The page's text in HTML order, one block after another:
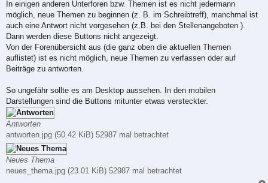
In einigen anderen Unterforen bzw. Themen ist es nicht jedermann
möglich, neue Themen zu beginnen (z. B. im Schreibtreff), manchmal ist
auch eine Antwort nicht vorgesehen (z.B. bei den Stellenangeboten ).
Dann werden diese Buttons nicht angezeigt.
Von der Forenübersicht aus (die ganz oben die aktuellen Themen
auflistet) ist es nicht möglich, neue Themen zu verfassen oder auf
Beiträge zu antworten.
So ungefähr sollte es am Desktop aussehen. In den mobilen
Darstellungen sind die Buttons mitunter etwas versteckter.
Antworten
antworten.jpg (50.42 KiB) 52987 mal betrachtet
Neues Thema
neues_thema.jpg (23.01 KiB) 52987 mal betrachtet